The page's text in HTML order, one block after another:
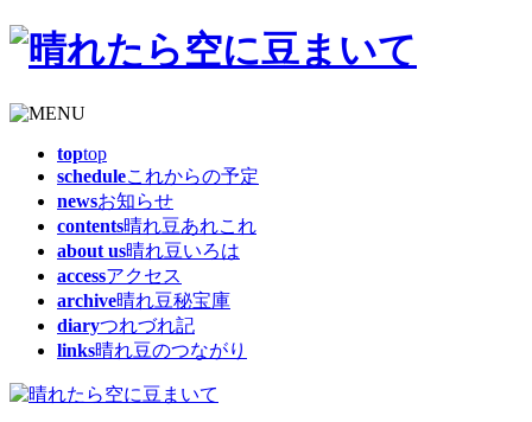
toptop
scheduleこれからの予定
newsお知らせ
contents晴れ豆あれこれ
about us晴れ豆いろは
accessアクセス
archive晴れ豆秘宝庫
diaryつれづれ記
links晴れ豆のつながり